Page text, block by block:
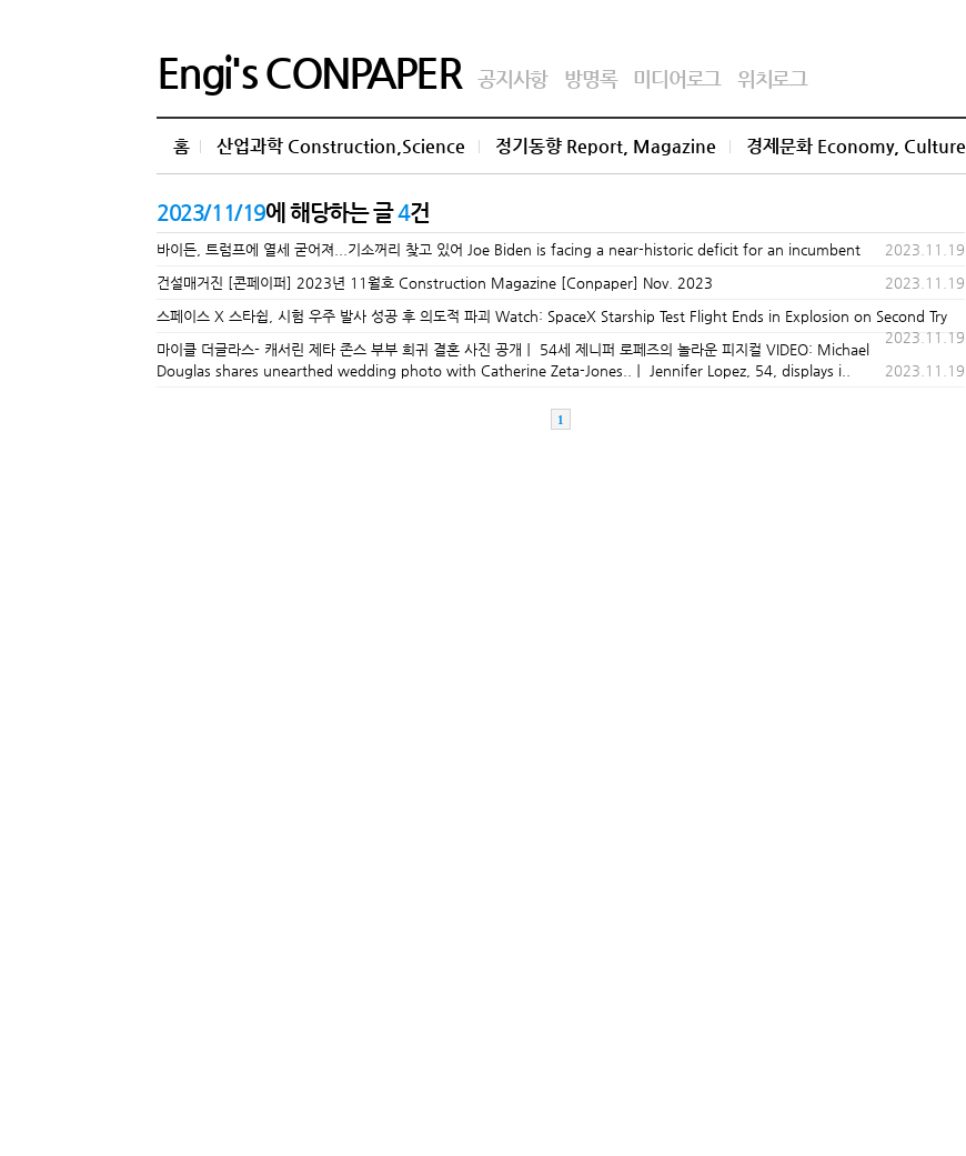
Engi's CONPAPER 공지사항 방명록 미디어로그 위치로그
홈 산업과학 Construction,Science 정기동향 Report, Magazine 경제문화 Economy, Culture
2023/11/19에 해당하는 글4건
바이든, 트럼프에 열세 굳어져...기소꺼리 찾고 있어 Joe Biden is facing a near-historic deficit for an incumbent
2023.11.19
건설매거진 [콘페이퍼] 2023년 11월호 Construction Magazine [Conpaper] Nov. 2023
2023.11.19
스페이스 X 스타쉽, 시험 우주 발사 성공 후 의도적 파괴 Watch: SpaceX Starship Test Flight Ends in Explosion on Second Try
2023.11.19
마이클 더글라스- 캐서린 제타 존스 부부 희귀 결혼 사진 공개ㅣ 54세 제니퍼 로페즈의 놀라운 피지컬 VIDEO: Michael
Douglas shares unearthed wedding photo with Catherine Zeta-Jones..ㅣ Jennifer Lopez, 54, displays i..
2023.11.19
1